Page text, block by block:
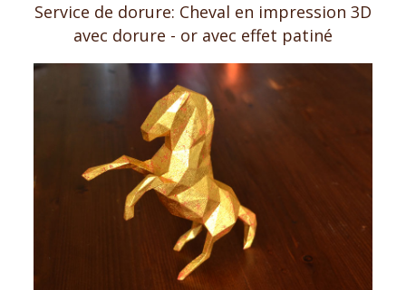
Service de dorure: Cheval en impression 3D
avec dorure - or avec effet patiné